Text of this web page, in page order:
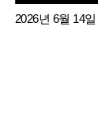
2026년 6월 14